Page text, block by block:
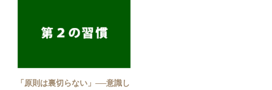
「原則は裏切らない」──意識し